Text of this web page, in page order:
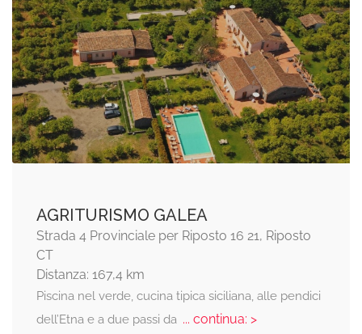
AGRITURISMO GALEA
Strada 4 Provinciale per Riposto 16 21, Riposto
CT
Distanza: 167,4 km
Piscina nel verde, cucina tipica siciliana, alle pendici
dell’Etna e a due passi da ... continua: >